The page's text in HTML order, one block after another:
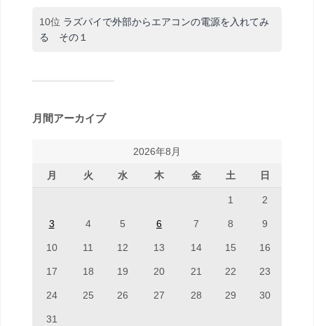
10位 ラズパイで外部からエアコンの電源を入れてみ
る その１
月間アーカイブ
2026年8月
月 火 水 木 金 土 日
1 2
3 4 5 6 7 8 9
10 11 12 13 14 15 16
17 18 19 20 21 22 23
24 25 26 27 28 29 30
31